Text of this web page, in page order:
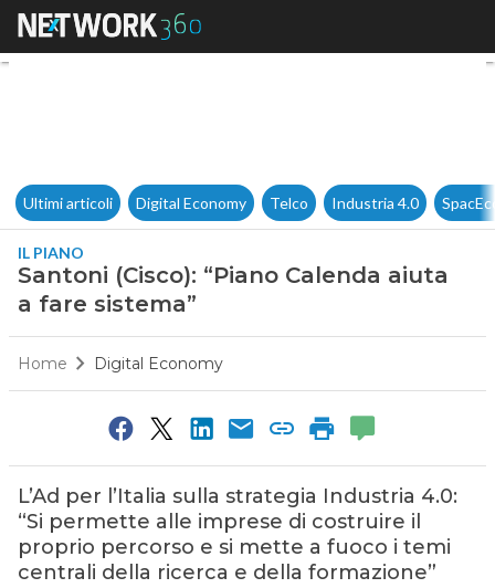
Santoni (Cisco): “Piano
Ultimi articoli Digital Economy Telco Industria 4.0
IL PIANO
Santoni (Cisco): “Piano Calenda aiuta
a fare sistema”
Home Digital Economy
L’Ad per l’Italia sulla strategia Industria 4.0:
“Si permette alle imprese di costruire il
proprio percorso e si mette a fuoco i temi
centrali della ricerca e della formazione”